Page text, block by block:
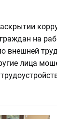
граждан на
внешней
лица